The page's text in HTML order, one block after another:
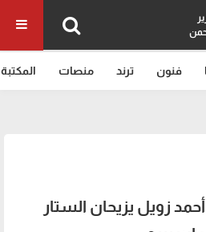
فنون ترند منصات المكتبة
زويل يزيحان الستار